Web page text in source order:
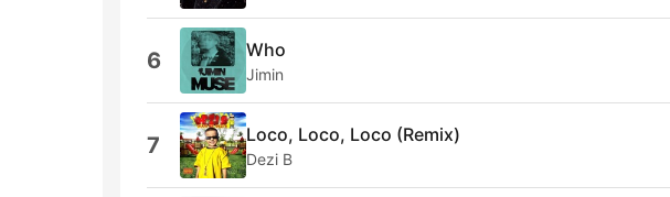
6 Who
Jimin
7 Loco, Loco, Loco (Remix)
Dezi B